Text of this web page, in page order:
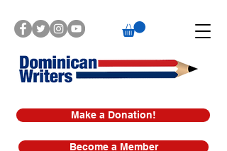
Make a Donation!
Become a Member